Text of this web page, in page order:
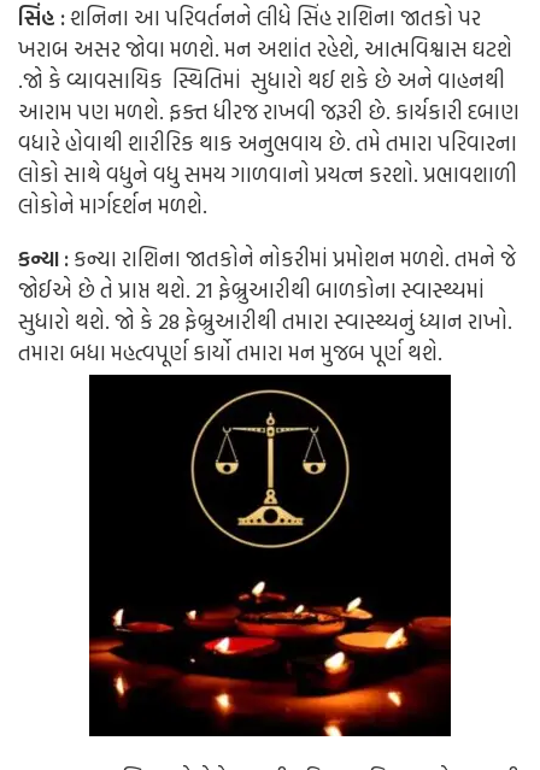
સિંહ :શનિના આ પરિવર્તનને લીધે સિંહ રાશિના જાતકો પર
ખરાબ અસર જોવા મળશે. મન અશાંત રહેશે, આત્મવિશ્વાસ ઘટશે
.જો કે વ્યાવસાયિક સ્થિતિમાં સુધારો થઈ શકે છે અને વાહનથી
આરામ પણ મળશે. ફક્ત ધીરજ રાખવી જરૂરી છે. કાર્યકારી દબાણ
વધારે હોવાથી શારીરિક થાક અનુભવાય છે. તમે તમારા પરિવારના
લોકો સાથે વધુને વધુ સમય ગાળવાનો પ્રયત્ન કરશો. પ્રભાવશાળી
લોકોને માર્ગદર્શન મળશે.
કન્યા:કન્યા રાશિના જાતકોને નોકરીમાં પ્રમોશન મળશે. તમને જે
જોઈએ છે તે પ્રાપ્ત થશે. 21 ફેબ્રુઆરીથી બાળકોના સ્વાસ્થ્યમાં
સુધારો થશે. જો કે 28 ફેબ્રુઆરીથી તમારા સ્વાસ્થ્યનું ધ્યાન રાખો.
તમારા બધા મહત્વપૂર્ણ કાર્યો તમારા મન મુજબ પૂર્ણ થશે.